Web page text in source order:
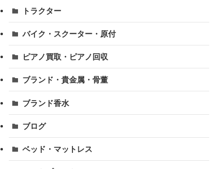
トラクター
バイク・スクーター・原付
ピアノ買取・ピアノ回収
ブランド・貴金属・骨董
ブランド香水
ブログ
ベッド・マットレス